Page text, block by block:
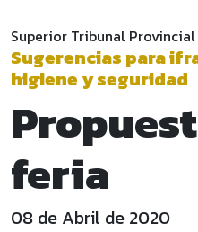
Superior Tribunal Provincial
Sugerencias para
higiene y seguridad
feria
08 de Abril de 2020